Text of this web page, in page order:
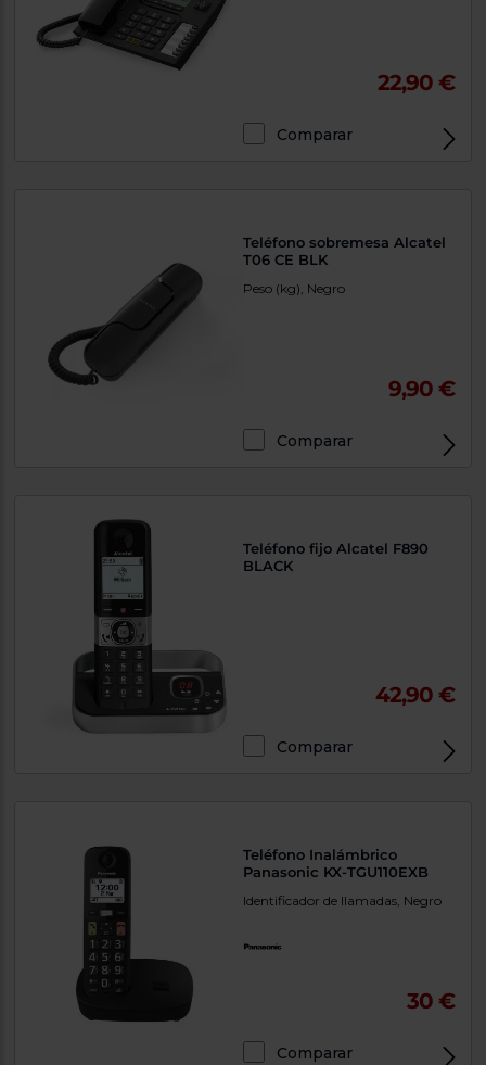
22,90 €
Comparar
Teléfono sobremesa Alcatel
T06 CE BLK
Peso (kg), Negro
9,90 €
Comparar
Teléfono fijo Alcatel F890
BLACK
42,90 €
Comparar
Teléfono Inalámbrico
Panasonic KX-TGU110EXB
Identificador de llamadas, Negro
30 €
Comparar